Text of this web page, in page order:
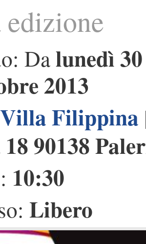
edizione
Dalunedì
2013
Villa Filippina
90138
10:30
Libero